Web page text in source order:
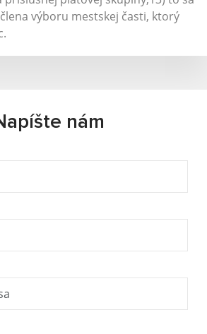
výboru mestskej časti, ktorý
nám